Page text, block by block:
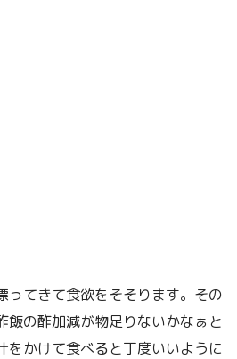
ってきて食欲をそそります。その
飯の酢加減が物足りないかなぁと
をかけて食べると丁度いいように